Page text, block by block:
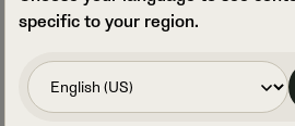
specific to your region.
Conditions générales
Accord sur le Traitement des Données
Sécurité et conformité GDPR
Accéder à vos paramètres de cookies